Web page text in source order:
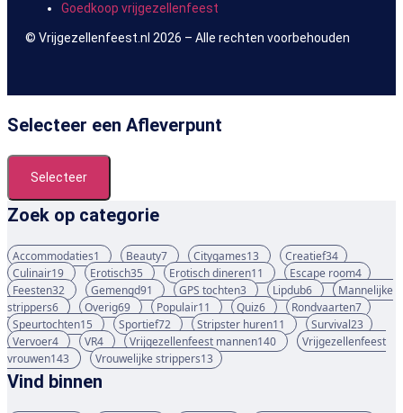
Goedkoop vrijgezellenfeest
© Vrijgezellenfeest.nl 2026 – Alle rechten voorbehouden
Selecteer een Afleverpunt
Selecteer
Zoek op categorie
Accommodaties1 Beauty7 Citygames13 Creatief34
Culinair19 Erotisch35 Erotisch dineren11 Escape room4
Feesten32 Gemengd91 GPS tochten3 Lipdub6
Mannelijke
strippers6 Overig69 Populair11 Quiz6 Rondvaarten7
Speurtochten15 Sportief72 Stripster huren11 Survival23
Vervoer4 VR4 Vrijgezellenfeest mannen140
Vrijgezellenfeest
vrouwen143 Vrouwelijke strippers13
Vind binnen